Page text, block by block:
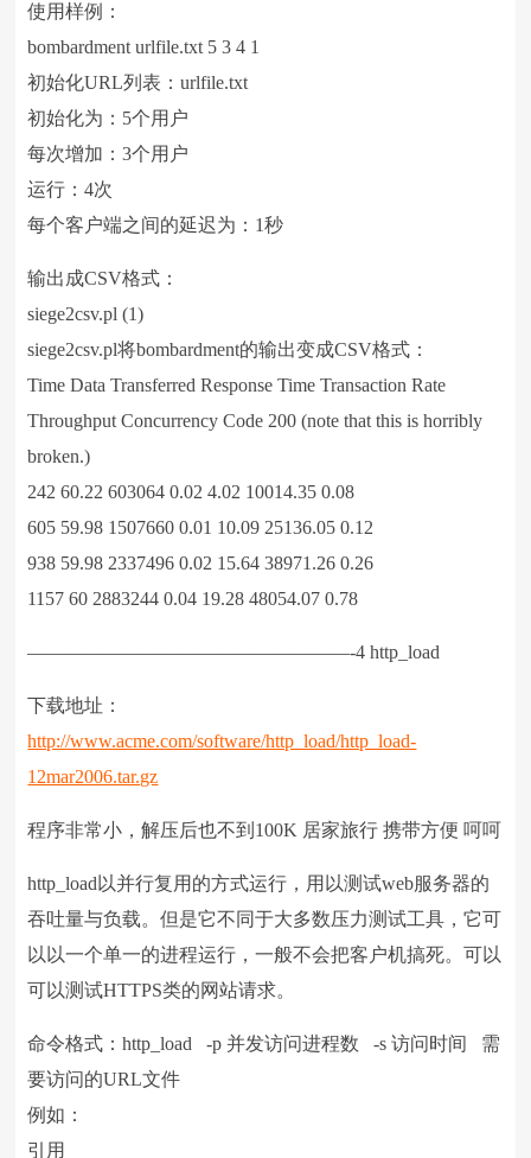
使用样例：
bombardment urlfile.txt 5 3 4 1
初始化URL列表：urlfile.txt
初始化为：5个用户
每次增加：3个用户
运行：4次
每个客户端之间的延迟为：1秒
输出成CSV格式：
siege2csv.pl (1)
siege2csv.pl将bombardment的输出变成CSV格式：
Time Data Transferred Response Time Transaction Rate
Throughput Concurrency Code 200 (note that this is horribly
broken.)
242 60.22 603064 0.02 4.02 10014.35 0.08
605 59.98 1507660 0.01 10.09 25136.05 0.12
938 59.98 2337496 0.02 15.64 38971.26 0.26
1157 60 2883244 0.04 19.28 48054.07 0.78
—————————————————-4 http_load
下载地址：
http://www.acme.com/software/http_load/http_load-
12mar2006.tar.gz
程序非常小，解压后也不到100K 居家旅行 携带方便 呵呵
http_load以并行复用的方式运行，用以测试web服务器的
吞吐量与负载。但是它不同于大多数压力测试工具，它可
以以一个单一的进程运行，一般不会把客户机搞死。可以
可以测试HTTPS类的网站请求。
命令格式：http_load -p 并发访问进程数 -s 访问时间 需
要访问的URL文件
例如：
引用